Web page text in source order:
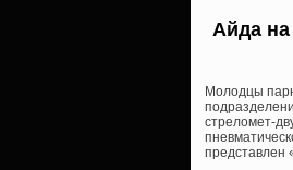
Айда
Молодцы
стреломет-
представлен